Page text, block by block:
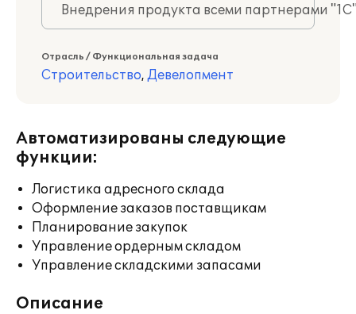
Внедрения продукта всеми партнерами
Отрасль / Функциональная задача
Строительство, Девелопмент
Автоматизированы следующие
функции:
Логистика адресного склада
Оформление заказов поставщикам
Планирование закупок
Управление ордерным складом
Управление складскими запасами
Описание